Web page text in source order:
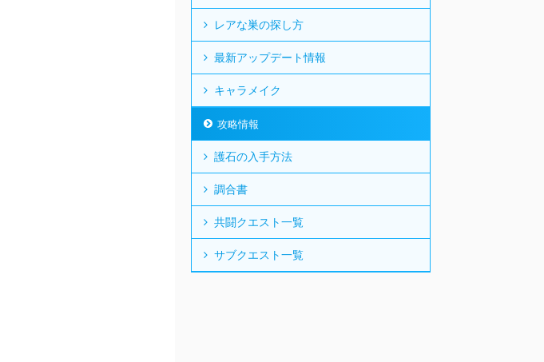
レアな巣の探し方
最新アップデート情報
キャラメイク
攻略情報
護石の入手方法
調合書
共闘クエスト一覧
サブクエスト一覧